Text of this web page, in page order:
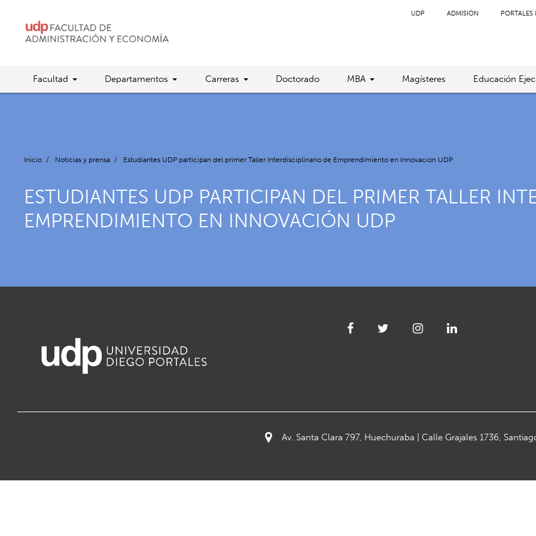
UDP ADMISIÓN PORTALES
Facultad Departamentos Carreras Doctorado MBA Magísteres Educación
Inicio / Noticias y prensa / Estudiantes UDP participan del primer Taller Interdisciplinario de Emprendimiento en Innovación UDP
ESTUDIANTES UDP PARTICIPAN DEL PRIMER TALLER
EMPRENDIMIENTO EN INNOVACIÓN UDP
Av. Santa Clara 797, Huechuraba | Calle Grajales 1736,